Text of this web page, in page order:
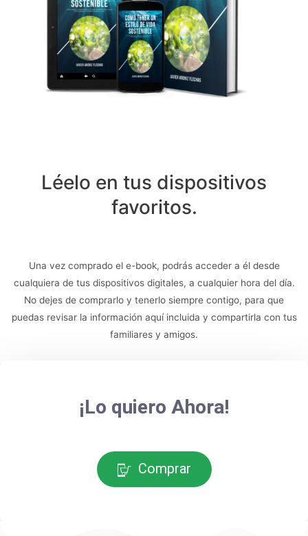
favoritos.
cualquiera de tus dispositivos digitales, a cualquier hora del día.
No dejes de comprarlo y tenerlo siempre contigo, para que
puedas revisar la información aquí incluida y compartirla con tus
familiares y amigos.
Comprar